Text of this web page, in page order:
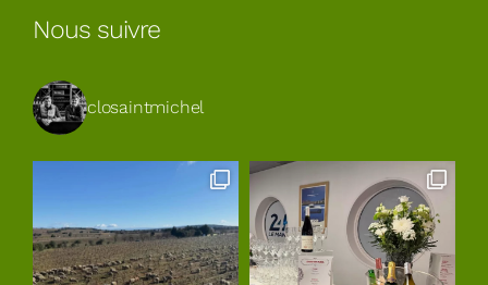
Nous suivre
closaintmichel